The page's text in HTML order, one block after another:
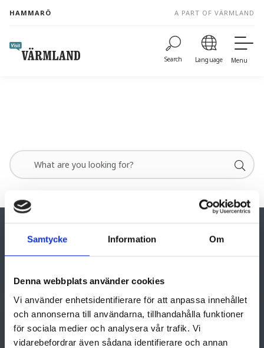
Samtycke Information Om
Denna webbplats använder cookies
Vi använder enhetsidentifierare för att anpassa innehållet
och annonserna till användarna, tillhandahålla funktioner
för sociala medier och analysera vår trafik. Vi
vidarebefordrar även sådana identifierare och annan
content
HAMMARÖ A PART OF VÄRMLAND
Search Language Menu
Activities
Culture & History
Food & Drinks
Travel to Värmland
Destinations i Värmland